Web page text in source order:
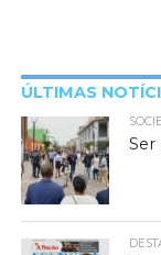
ÚLTIMAS
Ser